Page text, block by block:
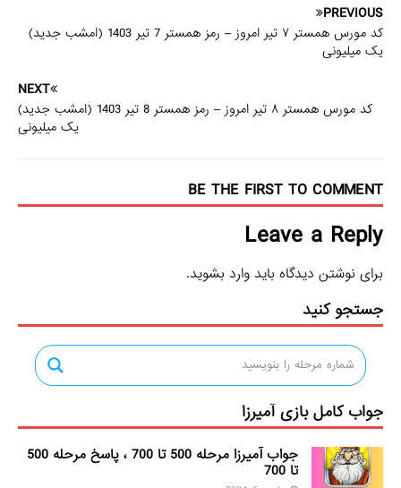
PREVIOUS
کد مورس همستر ۷ تیر امروز – رمز همستر 7 تیر 1403 (امشب جدید)
یک میلیونی
NEXT
کد مورس همستر ۸ تیر امروز – رمز همستر 8 تیر 1403 (امشب جدید)
یک میلیونی
BE THE FIRST TO COMMENT
Leave a Reply
برای نوشتن دیدگاه باید وارد بشوید.
جستجو کنید
جواب کامل بازی آمیرزا
جواب آمیرزا مرحله 500 تا 700 ، پاسخ مرحله 500
تا 700